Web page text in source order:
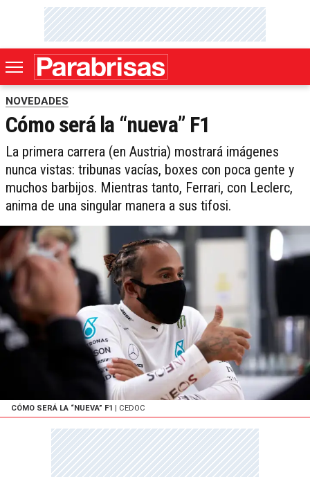
NOVEDADES
Cómo será la “nueva” F1
La primera carrera (en Austria) mostrará imágenes
nunca vistas: tribunas vacías, boxes con poca gente y
muchos barbijos. Mientras tanto, Ferrari, con Leclerc,
anima de una singular manera a sus tifosi.
CÓMO SERÁ LA “NUEVA” F1 | CEDOC